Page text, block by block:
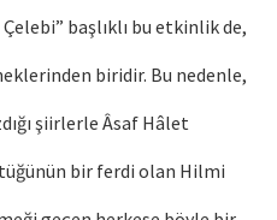
başlıklı bu etkinlik de,
biridir. Bu nedenle,
şiirlerle Âsaf Hâlet
bir ferdi olan Hilmi